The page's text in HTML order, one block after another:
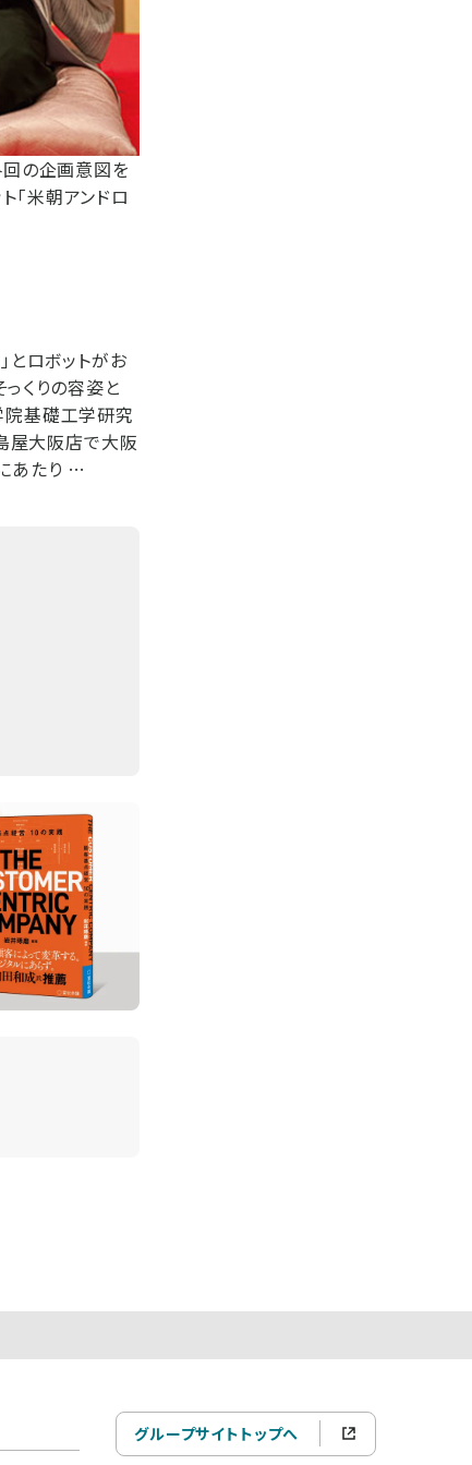
回の企画意図を
「米朝アンドロ
とロボットがお
くりの容姿と
院基礎工学研究
屋大阪店で大阪
あたり …
グループサイトトップへ